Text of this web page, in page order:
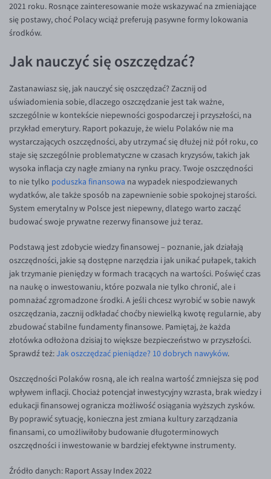
2021 roku. Rosnące zainteresowanie może wskazywać na zmieniające
się postawy, choć Polacy wciąż preferują pasywne formy lokowania
środków.
Jak nauczyć się oszczędzać?
Zastanawiasz się, jak nauczyć się oszczędzać? Zacznij od
uświadomienia sobie, dlaczego oszczędzanie jest tak ważne,
szczególnie w kontekście niepewności gospodarczej i przyszłości, na
przykład emerytury. Raport pokazuje, że wielu Polaków nie ma
wystarczających oszczędności, aby utrzymać się dłużej niż pół roku, co
staje się szczególnie problematyczne w czasach kryzysów, takich jak
wysoka inflacja czy nagłe zmiany na rynku pracy. Twoje oszczędności
to nie tylko poduszka finansowa na wypadek niespodziewanych
wydatków, ale także sposób na zapewnienie sobie spokojnej starości.
System emerytalny w Polsce jest niepewny, dlatego warto zacząć
budować swoje prywatne rezerwy finansowe już teraz.
Podstawą jest zdobycie wiedzy finansowej – poznanie, jak działają
oszczędności, jakie są dostępne narzędzia i jak unikać pułapek, takich
jak trzymanie pieniędzy w formach tracących na wartości. Poświęć czas
na naukę o inwestowaniu, które pozwala nie tylko chronić, ale i
pomnażać zgromadzone środki. A jeśli chcesz wyrobić w sobie nawyk
oszczędzania, zacznij odkładać choćby niewielką kwotę regularnie, aby
zbudować stabilne fundamenty finansowe. Pamiętaj, że każda
złotówka odłożona dzisiaj to większe bezpieczeństwo w przyszłości.
Sprawdź też:Jak oszczędzać pieniądze? 10 dobrych nawyków.
Oszczędności Polaków rosną, ale ich realna wartość zmniejsza się pod
wpływem inflacji. Chociaż potencjał inwestycyjny wzrasta, brak wiedzy i
edukacji finansowej ogranicza możliwość osiągania wyższych zysków.
By poprawić sytuację, konieczna jest zmiana kultury zarządzania
finansami, co umożliwiłoby budowanie długoterminowych
oszczędności i inwestowanie w bardziej efektywne instrumenty.
Źródło danych: Raport Assay Index 2022